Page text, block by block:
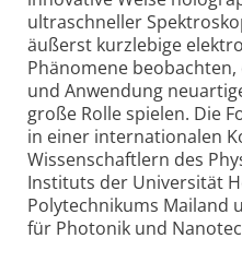
ultraschneller
äußerst kurzlebige
Phänomene
und Anwendung
große Rolle spielen. Die
in einer internationalen
Wissenschaftlern des
Instituts der Universität
Polytechnikums Mailand
für Photonik und